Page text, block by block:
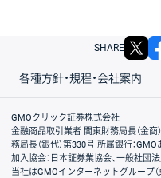
SHARE
各種方針・規程・会社案内
取引規程・約款
サイトマップ
その他のご案内
個人情報保護方針
最良執行方針
サイトのご利用について
ディスクレイマー
信託保全
リスク説明
会社案内
GMOクリック証券株式会社
金融商品取引業者 関東財務局長（金
務局長（銀代）第330号 所属銀行：
加入協会：日本証券業協会、一般社団
当社はGMOインターネットグループ